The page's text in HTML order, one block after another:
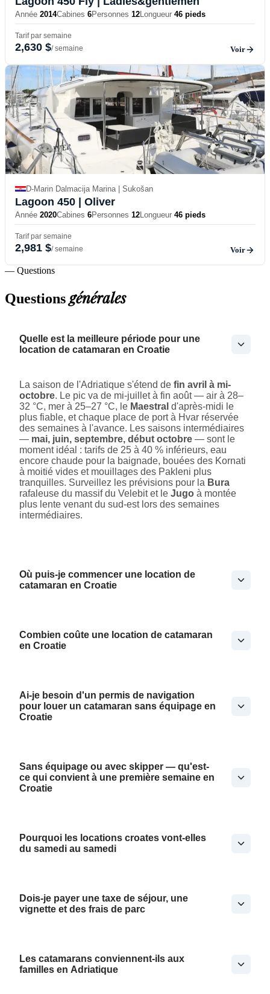
Année 2014Cabines 6Personnes 12Longueur 46 pieds
Tarif par semaine
2,630 $/ semaine Voir
D-Marin Dalmacija Marina | Sukošan
Lagoon 450 | Oliver
Année 2020Cabines 6Personnes 12Longueur 46 pieds
Tarif par semaine
2,981 $/ semaine Voir
— Questions
Questionsgénérales
Quelle est la meilleure période pour une
location de catamaran en Croatie
La saison de l'Adriatique s'étend de fin avril à mi-
octobre. Le pic va de mi-juillet à fin août — air à 28–
32 °C, mer à 25–27 °C, le Maestral d'après-midi le
plus fiable, et chaque place de port à Hvar réservée
des semaines à l'avance. Les saisons intermédiaires
— mai, juin, septembre, début octobre — sont le
moment idéal : tarifs de 25 à 40 % inférieurs, eau
encore chaude pour la baignade, bouées des Kornati
à moitié vides et mouillages des Pakleni plus
tranquilles. Surveillez les prévisions pour la Bura
rafaleuse du massif du Velebit et le Jugo à montée
plus lente venant du sud-est lors des semaines
intermédiaires.
Où puis-je commencer une location de
catamaran en Croatie
Combien coûte une location de catamaran
en Croatie
Ai-je besoin d'un permis de navigation
pour louer un catamaran sans équipage en
Croatie
Sans équipage ou avec skipper — qu'est-
ce qui convient à une première semaine en
Croatie
Pourquoi les locations croates vont-elles
du samedi au samedi
Dois-je payer une taxe de séjour, une
vignette et des frais de parc
Les catamarans conviennent-ils aux
familles en Adriatique